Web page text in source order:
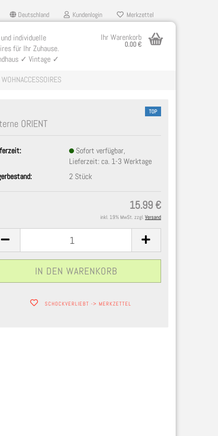
Deutschland Kundenlogin Merkzettel
individuelle
für Ihr Zuhause.
✓ Vintage ✓
Ihr Warenkorb
0.00 €
WOHNACCESSOIRES
TOP
ORIENT
Sofort verfügbar,
Lieferzeit: ca. 1-3 Werktage
2 Stück
15.99 €
inkl. 19% MwSt. zzgl. Versand
SCHOCKVERLIEBT -> MERKZETTEL